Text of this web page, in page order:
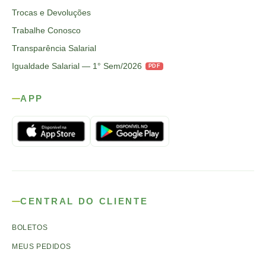
Trocas e Devoluções
Trabalhe Conosco
Transparência Salarial
Igualdade Salarial — 1° Sem/2026
PDF
APP
CENTRAL DO CLIENTE
BOLETOS
MEUS PEDIDOS